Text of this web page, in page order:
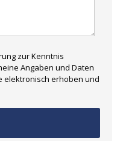
zur Kenntnis
Angaben und Daten
elektronisch erhoben und